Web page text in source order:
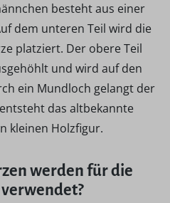
besteht aus einer
dem unteren Teil wird die
platziert. Der obere Teil
und wird auf den
ein Mundloch gelangt der
das altbekannte
kleinen Holzfigur.
werden für die